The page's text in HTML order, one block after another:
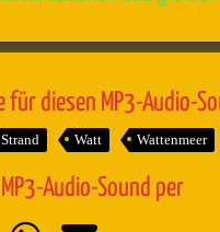
für diesen MP3-Audio-
Strand Watt Wattenmeer
MP3-Audio-Sound per